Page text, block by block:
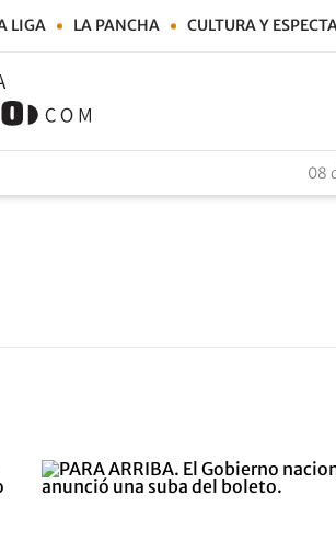
LIGA LA PANCHA CULTURA Y
08